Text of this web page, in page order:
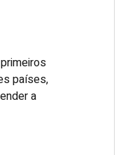
países,
a